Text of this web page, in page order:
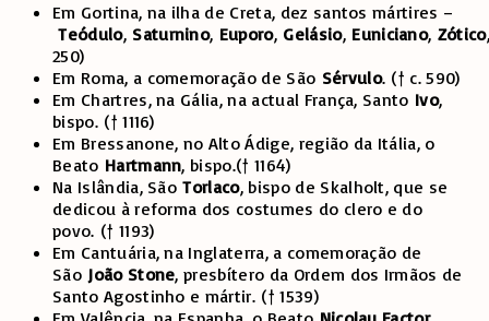
Em Gortina, na ilha de Creta, dez santos mártires –
Teódulo,Saturnino, Euporo, Gelásio,Euniciano, Zótico
250)
Em Roma, a comemoração de São Sérvulo. († c. 590)
Em Chartres, na Gália, na actual França, Santo Ivo,
bispo. († 1116)
Em Bressanone, no Alto Ádige, região da Itália, o
Beato Hartmann, bispo.(† 1164)
Na Islândia, SãoTorlaco, bispo de Skalholt, que se
dedicou à reforma dos costumes do clero e do
povo. († 1193)
Em Cantuária, na Inglaterra, a comemoração de
São João Stone, presbítero da Ordem dos Irmãos de
Santo Agostinho e mártir. († 1539)